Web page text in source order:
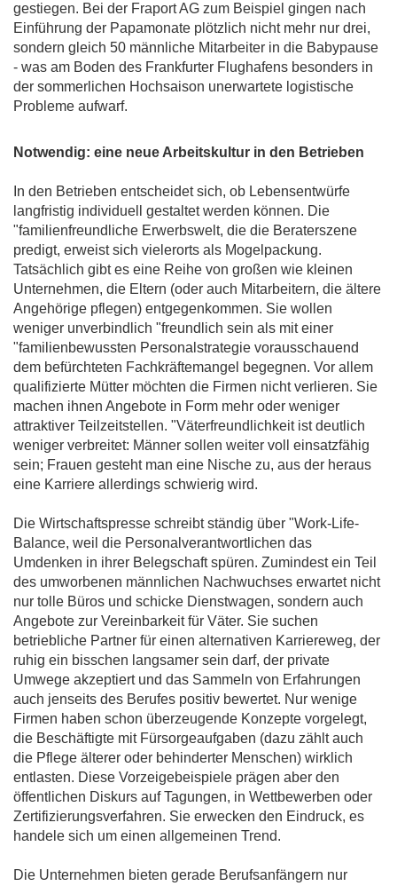
gestiegen. Bei der Fraport AG zum Beispiel gingen nach
Einführung der Papamonate plötzlich nicht mehr nur drei,
sondern gleich 50 männliche Mitarbeiter in die Babypause
- was am Boden des Frankfurter Flughafens besonders in
der sommerlichen Hochsaison unerwartete logistische
Probleme aufwarf.
Notwendig: eine neue Arbeitskultur in den Betrieben
In den Betrieben entscheidet sich, ob Lebensentwürfe
langfristig individuell gestaltet werden können. Die
"familienfreundliche Erwerbswelt, die die Beraterszene
predigt, erweist sich vielerorts als Mogelpackung.
Tatsächlich gibt es eine Reihe von großen wie kleinen
Unternehmen, die Eltern (oder auch Mitarbeitern, die ältere
Angehörige pflegen) entgegenkommen. Sie wollen
weniger unverbindlich "freundlich sein als mit einer
"familienbewussten Personalstrategie vorausschauend
dem befürchteten Fachkräftemangel begegnen. Vor allem
qualifizierte Mütter möchten die Firmen nicht verlieren. Sie
machen ihnen Angebote in Form mehr oder weniger
attraktiver Teilzeitstellen. "Väterfreundlichkeit ist deutlich
weniger verbreitet: Männer sollen weiter voll einsatzfähig
sein; Frauen gesteht man eine Nische zu, aus der heraus
eine Karriere allerdings schwierig wird.
Die Wirtschaftspresse schreibt ständig über "Work-Life-
Balance, weil die Personalverantwortlichen das
Umdenken in ihrer Belegschaft spüren. Zumindest ein Teil
des umworbenen männlichen Nachwuchses erwartet nicht
nur tolle Büros und schicke Dienstwagen, sondern auch
Angebote zur Vereinbarkeit für Väter. Sie suchen
betriebliche Partner für einen alternativen Karriereweg, der
ruhig ein bisschen langsamer sein darf, der private
Umwege akzeptiert und das Sammeln von Erfahrungen
auch jenseits des Berufes positiv bewertet. Nur wenige
Firmen haben schon überzeugende Konzepte vorgelegt,
die Beschäftigte mit Fürsorgeaufgaben (dazu zählt auch
die Pflege älterer oder behinderter Menschen) wirklich
entlasten. Diese Vorzeigebeispiele prägen aber den
öffentlichen Diskurs auf Tagungen, in Wettbewerben oder
Zertifizierungsverfahren. Sie erwecken den Eindruck, es
handele sich um einen allgemeinen Trend.
Die Unternehmen bieten gerade Berufsanfängern nur